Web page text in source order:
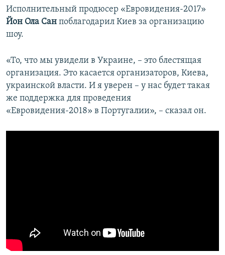
Исполнительный продюсер «Евровидения-2017»
Йон Ола Сан поблагодарил Киев за организацию
шоу.
«То, что мы увидели в Украине, – это блестящая
организация. Это касается организаторов, Киева,
украинской власти. И я уверен – у нас будет такая
же поддержка для проведения
«Евровидения-2018» в Португалии», – сказал он.